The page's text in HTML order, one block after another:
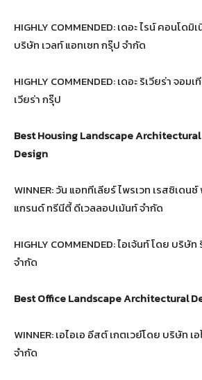
HIGHLY COMMENDED: เดอะ ไรน์ คอนโด
บริษัท เวลท์ แอทเซท กรุ๊ป จำกัด
HIGHLY COMMENDED: เดอะ ริเวียร่า จอม
เวียร่า กรุ๊ป
Best Housing Landscape Architectural
Design
WINNER: วัน แอททีเลียร์ ไพรเวท เรสซิเด
แกรนด์ ทรีนีตี้ ดีเวลลอปเม้นท์ จำกัด
HIGHLY COMMENDED: ไอเจ้นท์ โดย บริษั
จำกัด
Best Office Landscape
WINNER: เอไอเอ อีสต์ เกตเวย์โดย บริษัท เอ
จำกัด